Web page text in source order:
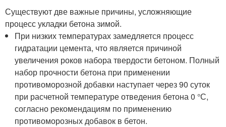
Существуют две важные причины, усложняющие
процесс укладки бетона зимой.
При низких температурах замедляется процесс
гидратации цемента, что является причиной
увеличения роков набора твердости бетоном. Полный
набор прочности бетона при применении
противоморозной добавки наступает через 90 суток
при расчетной температуре отведения бетона 0 °С,
согласно рекомендациям по применению
противоморозных добавок в бетон.